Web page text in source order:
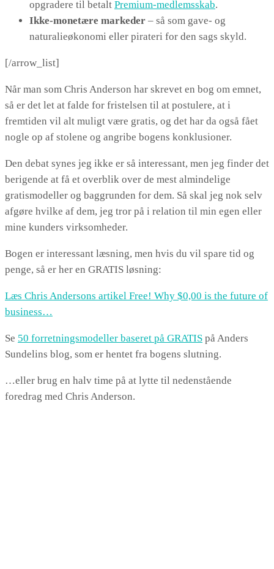
opgradere til betalt Premium-medlemsskab.
Ikke-monetære markeder – så som gave- og
naturalieøkonomi eller pirateri for den sags skyld.
[/arrow_list]
Når man som Chris Anderson har skrevet en bog om emnet,
så er det let at falde for fristelsen til at postulere, at i
fremtiden vil alt muligt være gratis, og det har da også fået
nogle op af stolene og angribe bogens konklusioner.
Den debat synes jeg ikke er så interessant, men jeg finder det
berigende at få et overblik over de mest almindelige
gratismodeller og baggrunden for dem. Så skal jeg nok selv
afgøre hvilke af dem, jeg tror på i relation til min egen eller
mine kunders virksomheder.
Bogen er interessant læsning, men hvis du vil spare tid og
penge, så er her en GRATIS løsning:
Læs Chris Andersons artikel Free! Why $0,00 is the future of
business…
Se 50 forretningsmodeller baseret på GRATIS på Anders
Sundelins blog, som er hentet fra bogens slutning.
…eller brug en halv time på at lytte til nedenstående
foredrag med Chris Anderson.